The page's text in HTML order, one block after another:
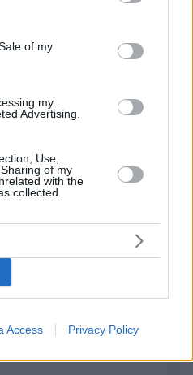
and its third-party tags to
purposes in below Google
of my
my
Advertising.
Use,
of my
with the
collected.
Access Privacy Policy
Συγχαρητήρια πραγματικά